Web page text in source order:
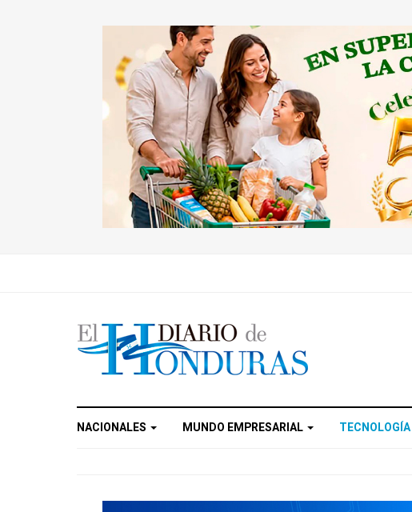
NACIONALES MUNDO EMPRESARIAL TECNOLOGÍA